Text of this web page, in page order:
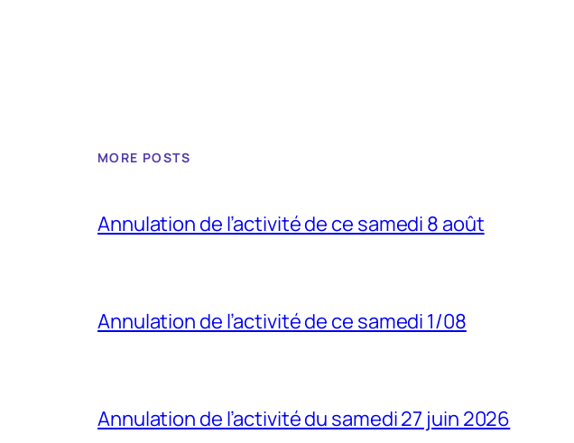
MORE POSTS
Annulation de l’activité de ce samedi 8 août
Annulation de l’activité de ce samedi 1/08
Annulation de l’activité du samedi 27 juin 2026